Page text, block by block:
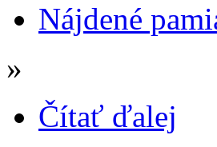
Nájdené
»
Čítať ďalej